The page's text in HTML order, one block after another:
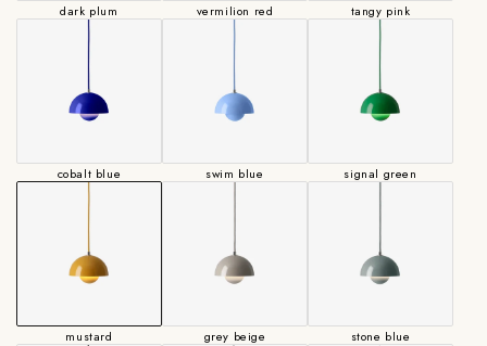
dark plum vermilion red tangy pink
cobalt blue swim blue signal green
mustard grey beige stone blue